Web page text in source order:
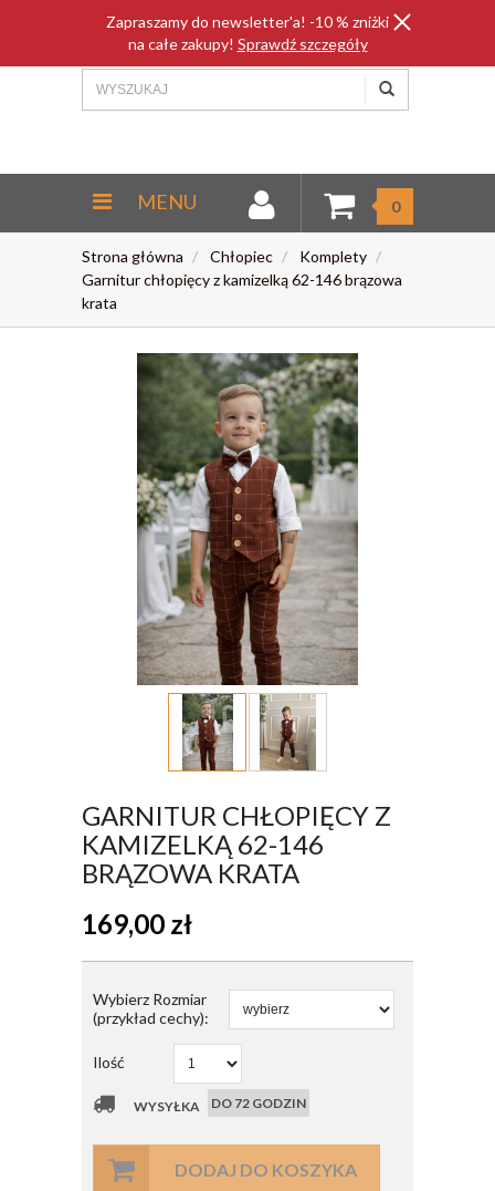
Zapraszamy do newsletter'a! -10 % zniżki
na całe zakupy! Sprawdź szczegóły
MENU 0
Strona główna Chłopiec
Komplety
Garnitur chłopięcy z kamizelką 62-146 brązowa
krata
GARNITUR CHŁOPIĘCY Z
KAMIZELKĄ 62-146
BRĄZOWA KRATA
169,00 zł
Wybierz Rozmiar
(przykład cechy):
Ilość
WYSYŁKA DO 72 GODZIN
DODAJ DO KOSZYKA